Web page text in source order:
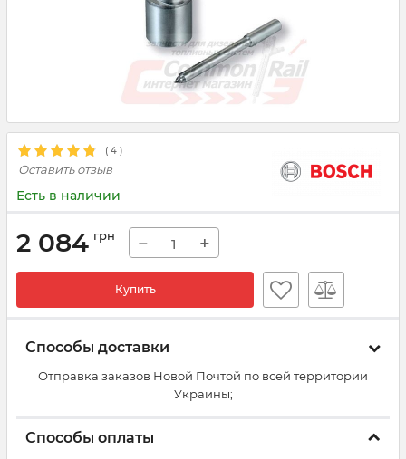
( 4 )
Оставить отзыв
Есть в наличии
2 084 грн − +
Купить
Способы доставки
Отправка заказов Новой Почтой по всей территории
Украины;
Способы оплаты